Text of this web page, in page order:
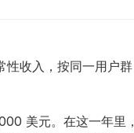
收入，按同一用户群
美元。在这一年里，